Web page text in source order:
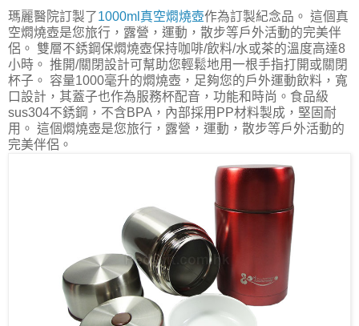
瑪麗醫院訂製了1000ml真空燜燒壺作為訂製紀念品。 這個真
空燜燒壺是您旅行，露營，運動，散步等戶外活動的完美伴
侶。 雙層不銹鋼保燜燒壺保持咖啡/飲料/水或茶的溫度高達8
小時。 推開/關閉設計可幫助您輕鬆地用一根手指打開或關閉
杯子。 容量1000毫升的燜燒壺，足夠您的戶外運動飲料，寬
口設計，其蓋子也作為服務杯配音，功能和時尚。食品級
sus304不銹鋼，不含BPA，內部採用PP材料製成，堅固耐
用。 這個燜燒壺是您旅行，露營，運動，散步等戶外活動的
完美伴侶。